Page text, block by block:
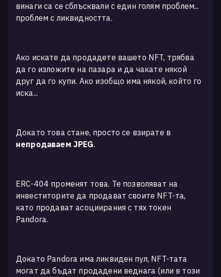
винаги са се сблъсквали с един голям проблем...
проблем с ликвидността.
Ако искате да продадете вашето NFT, трябва
да го изложите на пазара и да чакате някой
друг да го купи. Ако изобщо има някой, който го
иска...
Докато това стане, просто се взирате в
непродаваем JPEG.
ERC-404 променят това. Те позволяват на
инвеститорите да продават своите NFT-та,
като продават асоциирания с тях токен
Pandora.
Докато Pandora има ликвиден пул, NFT-тата
могат да бъдат продадени веднага (или в този